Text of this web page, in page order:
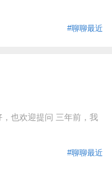
#聊聊最近
也欢迎提问 三年前，我
#聊聊最近